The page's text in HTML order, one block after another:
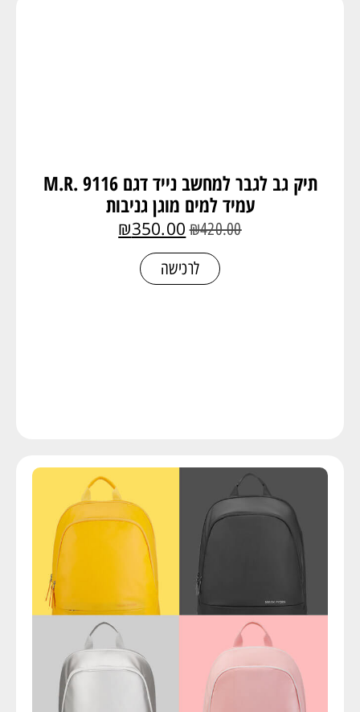
תיק גב לגבר למחשב נייד דגם 9116 .M.R
עמיד למים מוגן גניבות
₪420.00
₪350.00
לרכישה